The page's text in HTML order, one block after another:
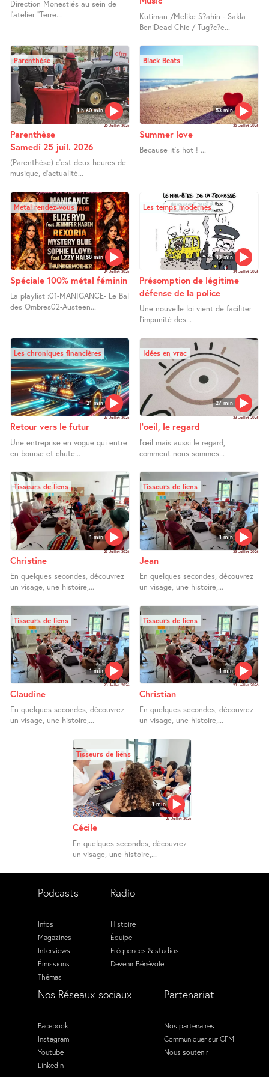
Direction Monestiés au sein de
l’atelier "Terre...
Kutiman /Melike S?ahin - Sakla
BeniDead Chic / Tug?c?e...
1 h 60 min
Parenthèse
25 Juillet 2026
Parenthèse
Samedi 25 juil. 2026
(Parenthèse) c’est deux heures de
musique, d’actualité...
53 min
Black Beats
25 Juillet 2026
Summer love
Because it’s hot ! ...
58 min
Metal rendez-vous
24 Juillet 2026
Spéciale 100% métal féminin
La playlist :01-MANIGANCE- Le Bal
des Ombres02-Austeen...
13 min
Les temps modernes
24 Juillet 2026
Présomption de légitime
défense de la police
Une nouvelle loi vient de faciliter
l’impunité des...
21 min
Les chroniques financières
23 Juillet 2026
Retour vers le futur
Une entreprise en vogue qui entre
en bourse et chute...
27 min
Idées en vrac
23 Juillet 2026
l’oeil, le regard
l’œil mais aussi le regard,
comment nous sommes...
1 min
Tisseurs de liens
23 Juillet 2026
Christine
En quelques secondes, découvrez
un visage, une histoire,...
1 min
Tisseurs de liens
23 Juillet 2026
Jean
En quelques secondes, découvrez
un visage, une histoire,...
1 min
Tisseurs de liens
23 Juillet 2026
Claudine
En quelques secondes, découvrez
un visage, une histoire,...
1 min
Tisseurs de liens
23 Juillet 2026
Christian
En quelques secondes, découvrez
un visage, une histoire,...
1 min
Tisseurs de liens
23 Juillet 2026
Cécile
En quelques secondes, découvrez
un visage, une histoire,...
Podcasts
Infos
Magazines
Interviews
Émissions
Thémas
Radio
Histoire
Équipe
Fréquences & studios
Devenir Bénévole
Nos Réseaux sociaux
Facebook
Instagram
Youtube
Linkedin
Partenariat
Nos partenaires
Communiquer sur CFM
Nous soutenir